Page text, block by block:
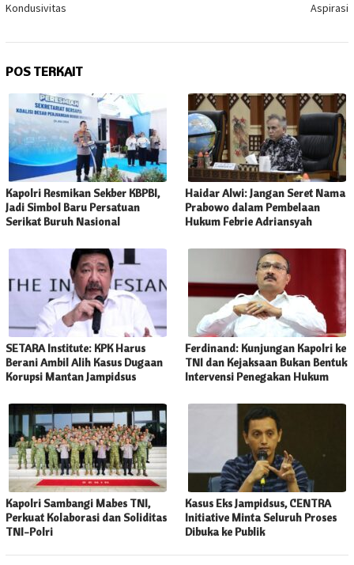
Kondusivitas
Aspirasi
POS TERKAIT
Kapolri Resmikan Sekber KBPBI,
Jadi Simbol Baru Persatuan
Serikat Buruh Nasional
Haidar Alwi: Jangan Seret Nama
Prabowo dalam Pembelaan
Hukum Febrie Adriansyah
SETARA Institute: KPK Harus
Berani Ambil Alih Kasus Dugaan
Korupsi Mantan Jampidsus
Ferdinand: Kunjungan Kapolri ke
TNI dan Kejaksaan Bukan Bentuk
Intervensi Penegakan Hukum
Kapolri Sambangi Mabes TNI,
Perkuat Kolaborasi dan Soliditas
TNI-Polri
Kasus Eks Jampidsus, CENTRA
Initiative Minta Seluruh Proses
Dibuka ke Publik